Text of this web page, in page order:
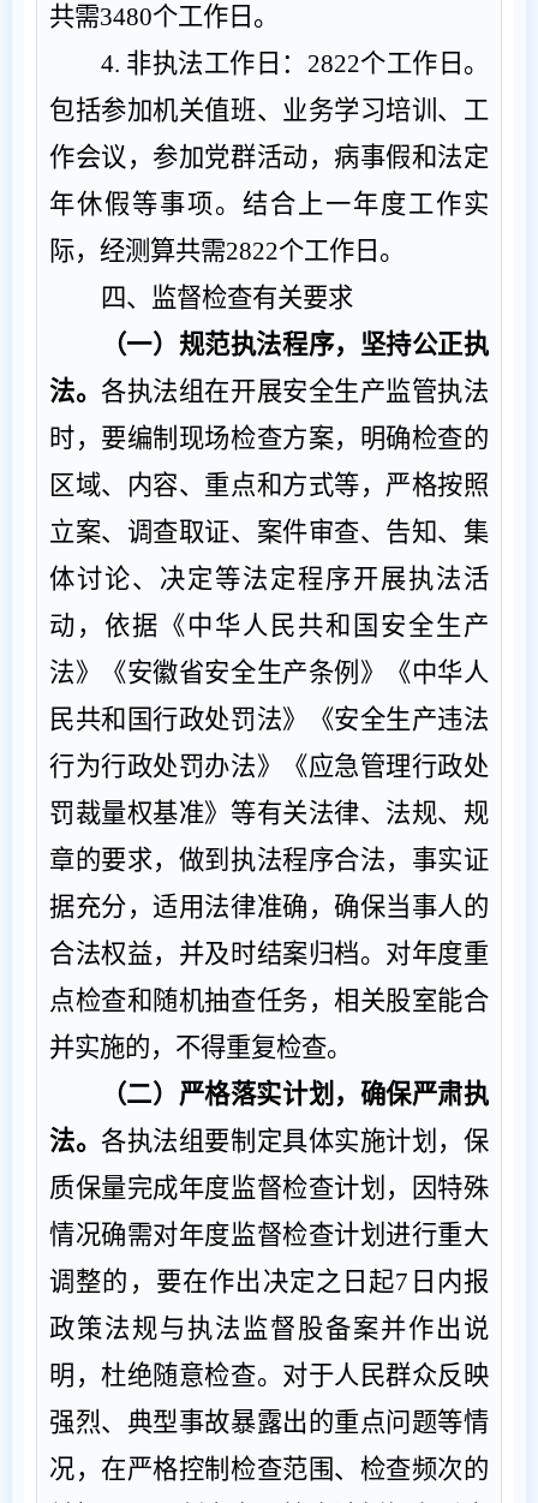
共需3480个工作日。
4. 非执法工作日： 2822个工作日。
包括参加机关值班、 业务学习培训、 工
作会议 ， 参加党群活动，病事假和法定
年休假等事项 。结合上一年度工作实
际， 经测算共需2822个工作日。
四、监督检查有关要求
（一）规范执法程序，坚持公正执
法。各执法组 在开展安全生产监管执法
时，要编制现场检查方案，明确检查的
区域、 内容、重点和方式等，严格按照
立案、调查取证、案件审查、告知、集
体讨论、决定等法定程序开展执法活
动，依据《中华人民共和国安全生产
法》《安徽省安全生产条例》《中华人
民共和国行政处罚法》《安全生产违法
行为行政处罚办法》《应急管理行政处
罚裁量权基准》等有关法律、法规、规
章的要求， 做到执法程序合法，事实证
据充分，适用法律准确，确保当事人的
合法权益，并及时结案归档。对年度重
点检查和随机抽查任务，相关股室能合
并实施的， 不得重复检查。
（二） 严格落实计划，确保严肃执
法。各执法组要制定具体实施计划，保
质保量完成年度监督检查计划，因特殊
情况确需对年度监督检查计划进行重大
调整的，要在作出决定之日起7 日内报
政策法规与执法监督股备案并作出说
明，杜绝随意检查。对于人民群众反映
强烈、典型事故暴露出的重点问题等情
况，在严格控制检查范围、检查频次的